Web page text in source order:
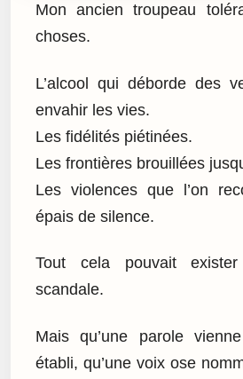
Mon ancien troupeau
choses.
L’alcool qui déborde des
envahir les vies.
Les fidélités piétinées.
Les frontières brouillées
Les violences que l’on
épais de silence.
Tout cela pouvait
scandale.
Mais qu’une parole
établi, qu’une voix ose